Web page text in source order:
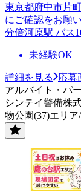
東京都府中市片
にご確認をお願
分倍河原駅 バス
未経験OK
詳細を見る
応募
アルバイト・パ
シンテイ警備株
物公園(37)エリア